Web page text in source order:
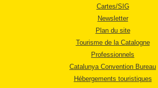
Cartes/SIG
Newsletter
Plan du site
Tourisme de la Catalogne
Professionnels
Catalunya Convention Bureau
Hébergements touristiques